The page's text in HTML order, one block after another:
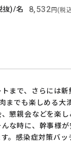
抜)/名 8,532 円(税
まで、さらには
までも楽しめる大
懇親会などを楽
な時に、幹事様
。感染症対策バ